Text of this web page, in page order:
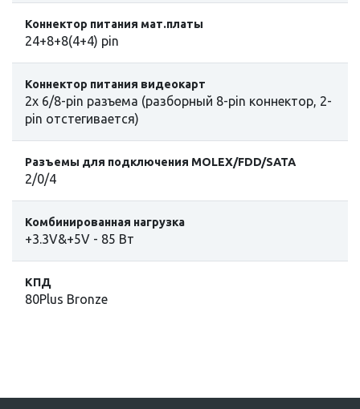
Коннектор питания мат.платы
24+8+8(4+4) pin
Коннектор питания видеокарт
2x 6/8-pin разъема (разборный 8-pin коннектор, 2-
pin отстегивается)
Разъемы для подключения MOLEX/FDD/SATA
2/0/4
Комбинированная нагрузка
+3.3V&+5V - 85 Вт
КПД
80Plus Bronze